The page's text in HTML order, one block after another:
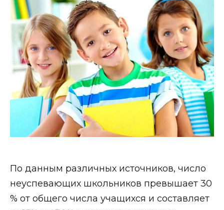
По данным различных источников, число
неуспевающих школьников превышает 30
% от общего числа учащихся и составляет